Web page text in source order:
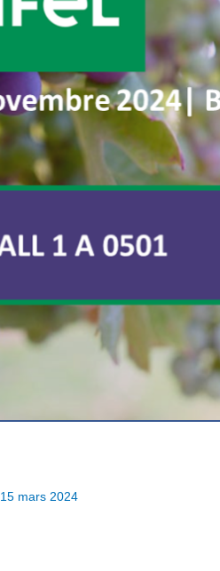
15 mars 2024